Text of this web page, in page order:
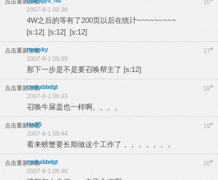
点击重新加载 16
2007-8-1 08:38
4W之后的等有了200页以后在统计~~~~~~~~~
[s:12] [s:12] [s:12]
点击重新加载 17#
newsky
2007-8-1 08:39
那下一步是不是要召唤帮主了 [s:12]
点击重新加载 18#
cmkabbdgt
2007-8-1 08:43
召唤牛屎盖也一样啊。。。。
点击重新加载 19#
lxs85
2007-8-1 08:44
看来螃蟹要长期做这个工作了，，，，，，，
点击重新加载 20#
cmkabbdgt
2007-8-1 08:46